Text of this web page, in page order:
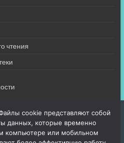
чтения
cookie представляют собой
данных, которые временно
компьютере или мобильном